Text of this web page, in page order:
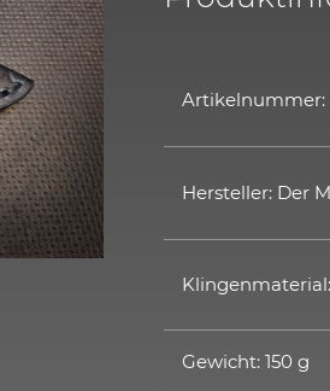
Artikelnummer:
Hersteller: Der
Gewicht: 150 g